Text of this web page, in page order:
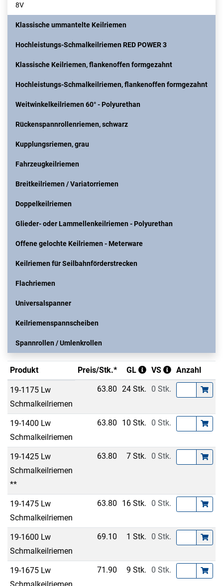
8V
Klassische ummantelte Keilriemen
Hochleistungs-Schmalkeilriemen RED POWER 3
Klassische Keilriemen, flankenoffen formgezahnt
Hochleistungs-Schmalkeilriemen, flankenoffen formgezahnt
Weitwinkelkeilriemen 60° - Polyurethan
Rückenspannrollenriemen, schwarz
Kupplungsriemen, grau
Fahrzeugkeilriemen
Breitkeilriemen / Variatorriemen
Doppelkeilriemen
Glieder- oder Lammellenkeilriemen - Polyurethan
Offene gelochte Keilriemen - Meterware
Keilriemen für Seilbahnförderstrecken
Flachriemen
Universalspanner
Keilriemenspannscheiben
Spannrollen / Umlenkrollen
Produkt Preis/Stk.* GL VS Anzahl
19-1175 Lw
Schmalkeilriemen
63.80 24 Stk. 0 Stk.
19-1400 Lw
Schmalkeilriemen
63.80 10 Stk. 0 Stk.
19-1425 Lw
Schmalkeilriemen
**
63.80 7 Stk. 0 Stk.
19-1475 Lw
Schmalkeilriemen
63.80 16 Stk. 0 Stk.
19-1600 Lw
Schmalkeilriemen
69.10 1 Stk. 0 Stk.
19-1675 Lw
Schmalkeilriemen
71.90 9 Stk. 0 Stk.